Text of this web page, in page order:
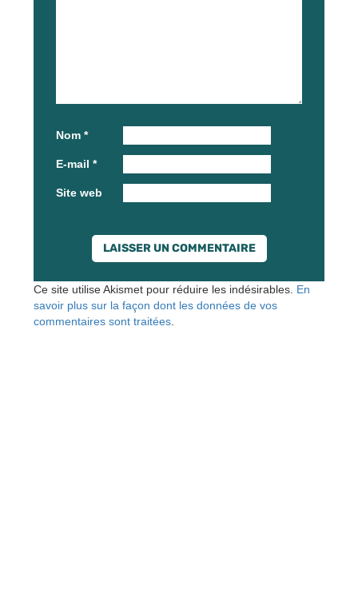
Nom *
E-mail *
Site web
Ce site utilise Akismet pour réduire les indésirables. En
savoir plus sur la façon dont les données de vos
commentaires sont traitées.